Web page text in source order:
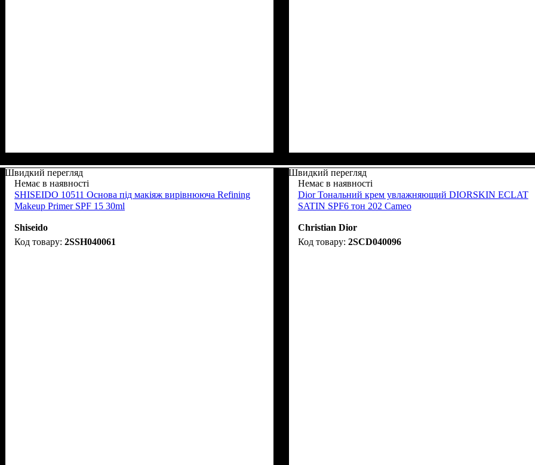
Швидкий перегляд
Немає в наявності
SHISEIDO 10511 Основа під макіяж вирівнююча Refining
Makeup Primer SPF 15 30ml
Shiseido
2SSH040061
Швидкий перегляд
Немає в наявності
Dior Тональний крем увлажняющий DIORSKIN ECLAT
SATIN SPF6 тон 202 Cameo
Christian Dior
2SCD040096